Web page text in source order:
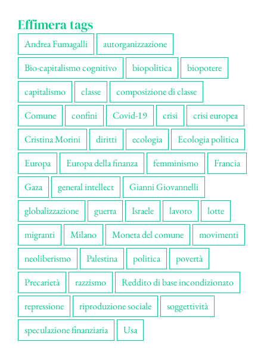
Effimera tags
Andrea Fumagalli
autorganizzazione
Bio-capitalismo cognitivo
biopolitica
biopotere
capitalismo
classe
composizione di classe
Comune
confini Covid-19 crisi
crisi europea
Cristina Morini
diritti ecologia
Ecologia politica
Europa
Europa della finanza femminismo
Francia
Gaza
general intellect
Gianni Giovannelli
globalizzazione
guerra Israele lavoro
lotte
migranti
Milano Moneta del comune
movimenti
neoliberismo
Palestina politica
povertà
Precarietà
razzismo
Reddito di base incondizionato
repressione
riproduzione sociale
soggettività
speculazione finanziaria
Usa